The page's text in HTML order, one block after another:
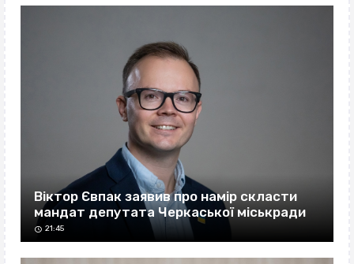
Віктор Євпак заявив про намір скласти
мандат депутата Черкаської міськради
21:45